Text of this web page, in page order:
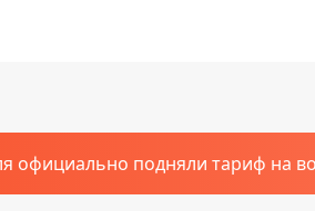
официально подняли тариф на